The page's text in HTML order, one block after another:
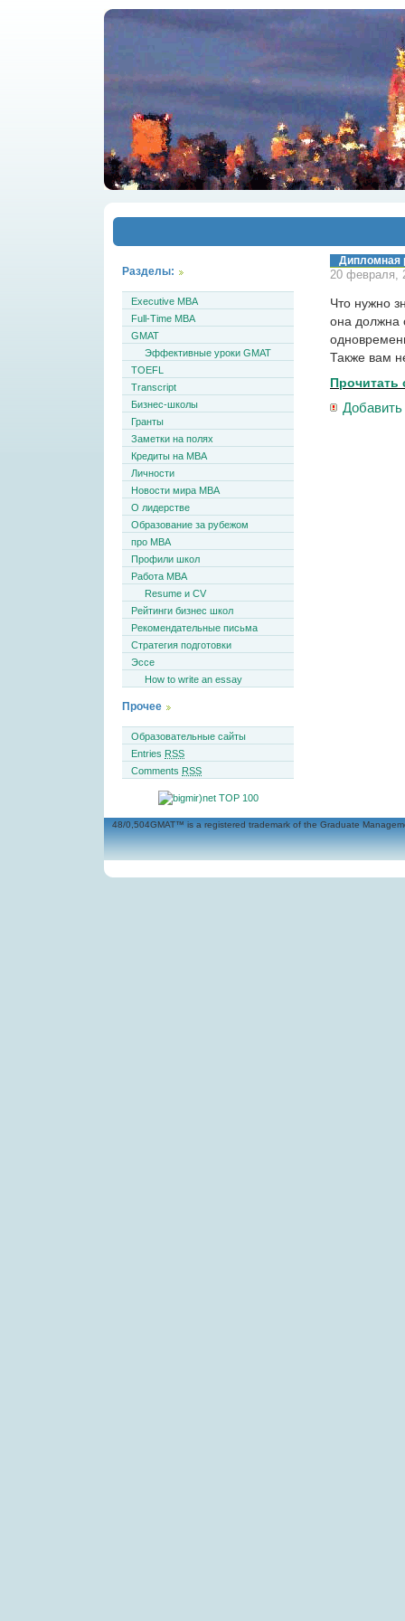
Дипломная
20 февраля,
Что нужно
она должна
Также вам
Прочитать
Разделы:
Executive MBA
Full-Time MBA
GMAT
Эффективные уроки GMAT
TOEFL
Transcript
Бизнес-школы
Гранты
Заметки на полях
Кредиты на MBA
Личности
Новости мира MBA
О лидерстве
Образование за рубежом
про MBA
Профили школ
Работа MBA
Resume и CV
Рейтинги бизнес школ
Рекомендательные письма
Стратегия подготовки
Эссе
How to write an essay
Прочее
Образовательные сайты
Entries RSS
Comments RSS
48/0,504GMAT™ is a registered trademark of the Graduate